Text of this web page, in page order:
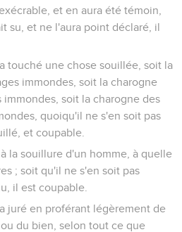
et en aura été témoin,
su, et ne l'aura point déclaré, il
touché une chose souillée, soit la
immondes, soit la charogne
soit la charogne des
quoiqu'il ne s'en soit pas
et coupable.
la souillure d'un homme, à quelle
; soit qu'il ne s'en soit pas
il est coupable.
juré en proférant légèrement de
du bien, selon tout ce que